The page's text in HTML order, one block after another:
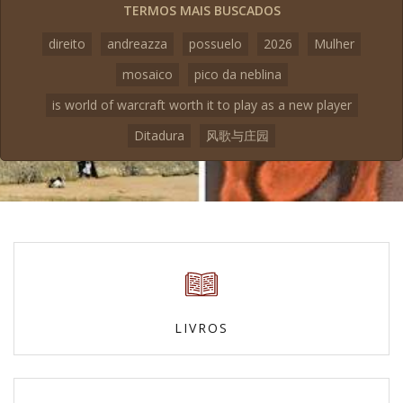
TERMOS MAIS BUSCADOS
direito
andreazza possuelo 2026
Mulher
mosaico
pico da neblina
is world of warcraft worth it to play as a new player
Ditadura
风歌与庄园
LIVROS